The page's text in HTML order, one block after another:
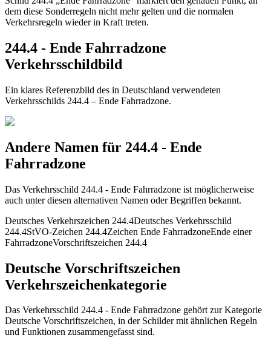
dem diese Sonderregeln nicht mehr gelten und die normalen
Verkehrsregeln wieder in Kraft treten.
244.4 - Ende Fahrradzone
Verkehrsschildbild
Ein klares Referenzbild des in Deutschland verwendeten
Verkehrsschilds 244.4 – Ende Fahrradzone.
Andere Namen für 244.4 - Ende
Fahrradzone
Das Verkehrsschild 244.4 - Ende Fahrradzone ist möglicherweise
auch unter diesen alternativen Namen oder Begriffen bekannt.
Deutsches Verkehrszeichen 244.4Deutsches Verkehrsschild
244.4StVO-Zeichen 244.4Zeichen Ende FahrradzoneEnde einer
FahrradzoneVorschriftszeichen 244.4
Deutsche Vorschriftszeichen
Verkehrszeichenkategorie
Das Verkehrsschild 244.4 - Ende Fahrradzone gehört zur Kategorie
Deutsche Vorschriftszeichen, in der Schilder mit ähnlichen Regeln
und Funktionen zusammengefasst sind.